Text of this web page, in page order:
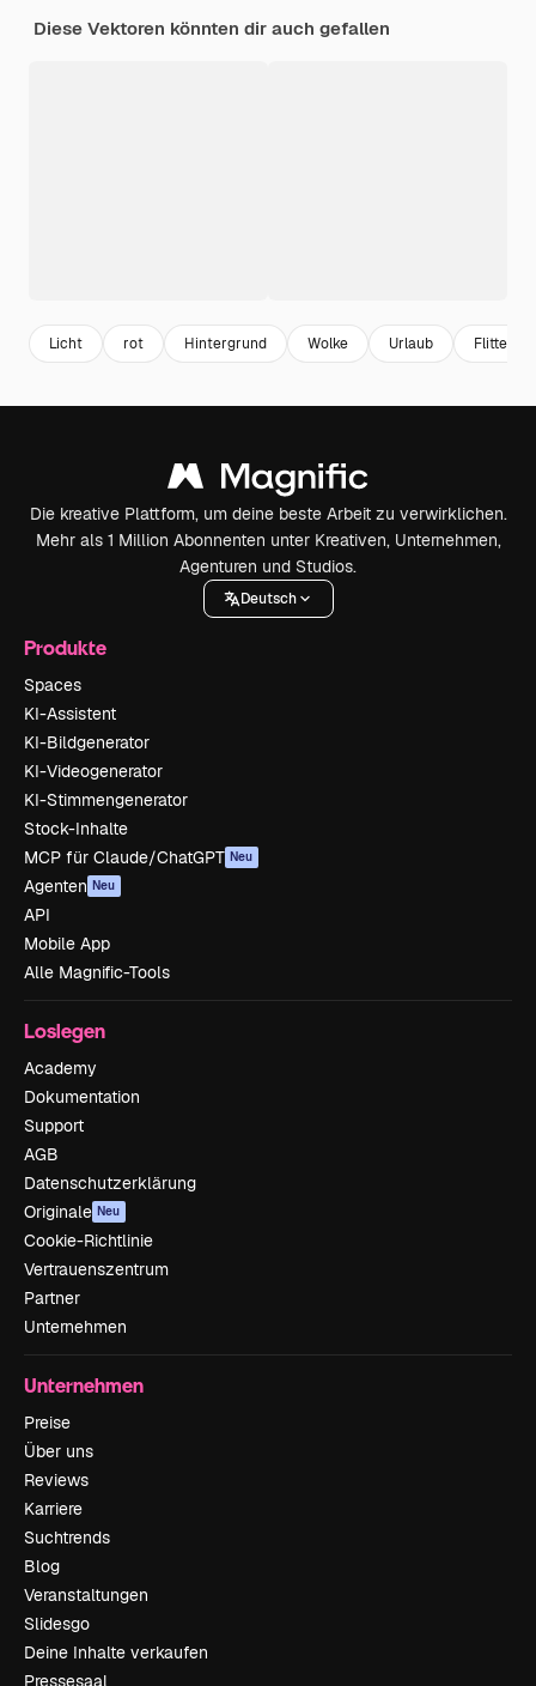
Diese Vektoren könnten dir auch gefallen
Licht rot Hintergrund Wolke Urlaub
Die kreative Plattform, um deine beste Arbeit zu verwirklichen.
Mehr als 1 Million Abonnenten unter Kreativen, Unternehmen,
Agenturen und Studios.
Deutsch
Produkte
Spaces
KI-Assistent
KI-Bildgenerator
KI-Videogenerator
KI-Stimmengenerator
Stock-Inhalte
MCP für Claude/ChatGPT Neu
Agenten Neu
API
Mobile App
Alle Magnific-Tools
Loslegen
Academy
Dokumentation
Support
AGB
Datenschutzerklärung
Originale Neu
Cookie-Richtlinie
Vertrauenszentrum
Partner
Unternehmen
Unternehmen
Preise
Über uns
Reviews
Karriere
Suchtrends
Blog
Veranstaltungen
Slidesgo
Deine Inhalte verkaufen
Pressesaal